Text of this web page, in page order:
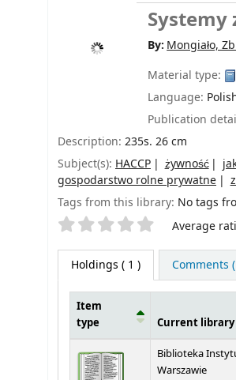
By:Mongiało,
Material type:
Language:
Publication
Description: 235s. 26 cm
Subject(s): HACCP żywność
gospodarstwo rolne prywatne
Tags from this library: No tags
Star ratings Average
Holdings ( 1 ) Comments
Item
type
Current library
Biblioteka
Warszawie